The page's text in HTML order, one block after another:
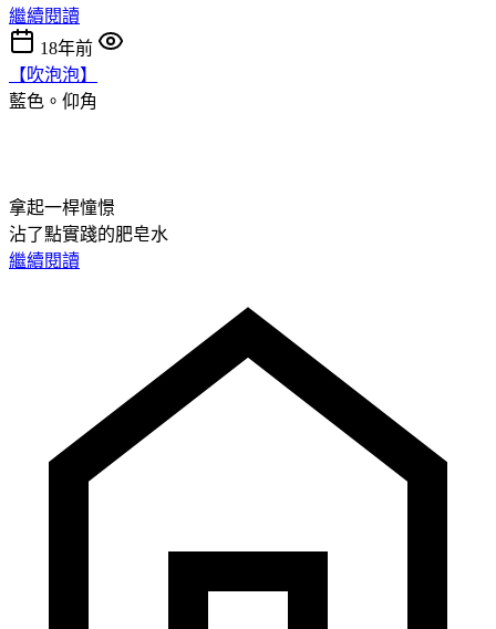
繼續閱讀
18年前
【吹泡泡】
藍色。仰角
拿起一桿憧憬
沾了點實踐的肥皂水
繼續閱讀